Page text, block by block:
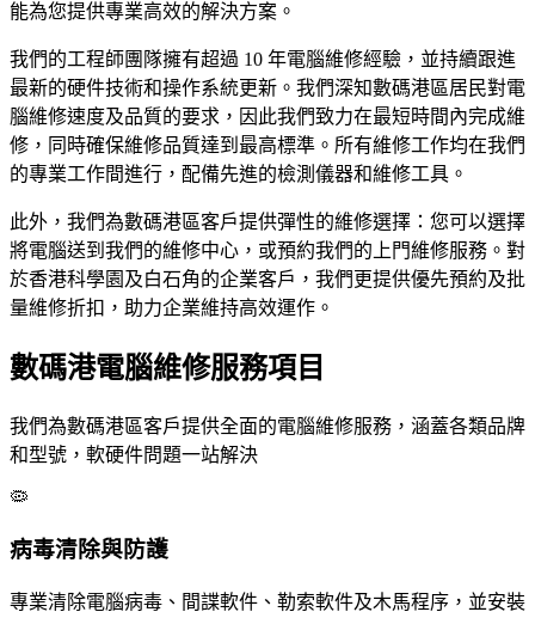
能為您提供專業高效的解決方案。
我們的工程師團隊擁有超過 10 年電腦維修經驗，並持續跟進
最新的硬件技術和操作系統更新。我們深知數碼港區居民對電
腦維修速度及品質的要求，因此我們致力在最短時間內完成維
修，同時確保維修品質達到最高標準。所有維修工作均在我們
的專業工作間進行，配備先進的檢測儀器和維修工具。
此外，我們為數碼港區客戶提供彈性的維修選擇：您可以選擇
將電腦送到我們的維修中心，或預約我們的上門維修服務。對
於香港科學園及白石角的企業客戶，我們更提供優先預約及批
量維修折扣，助力企業維持高效運作。
數碼港電腦維修服務項目
我們為數碼港區客戶提供全面的電腦維修服務，涵蓋各類品牌
和型號，軟硬件問題一站解決
🦠
病毒清除與防護
專業清除電腦病毒、間諜軟件、勒索軟件及木馬程序，並安裝